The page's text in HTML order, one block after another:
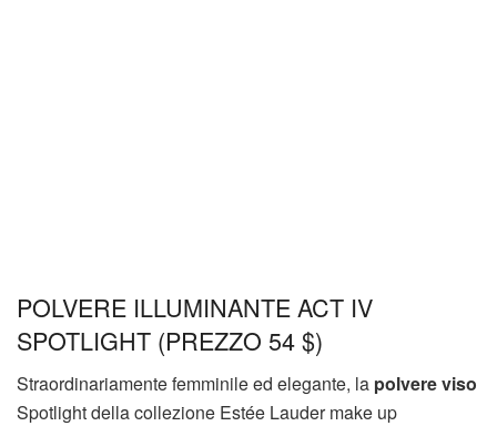
POLVERE ILLUMINANTE ACT IV
SPOTLIGHT (PREZZO 54 $)
Straordinariamente femminile ed elegante, la polvere viso
Spotlight della collezione Estée Lauder make up